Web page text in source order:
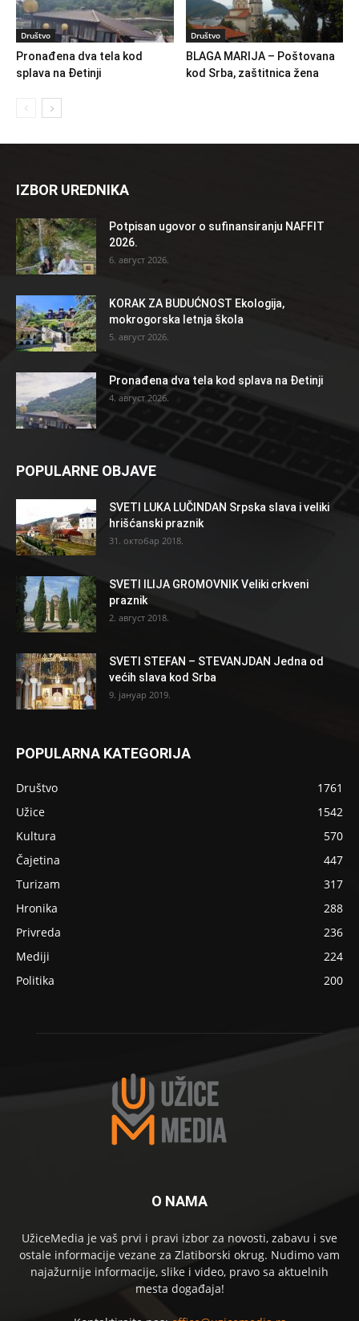
Društvo
Pronađena dva tela kod
splava na Đetinji
Društvo
BLAGA MARIJA – Poštovana
kod Srba, zaštitnica žena
IZBOR UREDNIKA
Potpisan ugovor o sufinansiranju NAFFIT
2026.
6. август 2026.
KORAK ZA BUDUĆNOST Ekologija,
mokrogorska letnja škola
5. август 2026.
Pronađena dva tela kod splava na Đetinji
4. август 2026.
POPULARNE OBJAVE
SVETI LUKA LUČINDAN Srpska slava i veliki
hrišćanski praznik
31. октобар 2018.
SVETI ILIJA GROMOVNIK Veliki crkveni
praznik
2. август 2018.
SVETI STEFAN – STEVANJDAN Jedna od
većih slava kod Srba
9. јануар 2019.
POPULARNA KATEGORIJA
Društvo
1761
Užice
1542
Kultura
570
Čajetina
447
Turizam
317
Hronika
288
Privreda
236
Mediji
224
Politika
200
O NAMA
UžiceMedia je vaš prvi i pravi izbor za novosti, zabavu i sve
ostale informacije vezane za Zlatiborski okrug. Nudimo vam
najažurnije informacije, slike i video, pravo sa aktuelnih
mesta događaja!